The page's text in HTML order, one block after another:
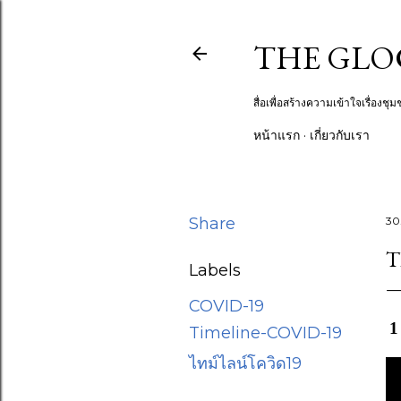
THE
สื่อเพื่อสร้างความเข้าใจเรื่อง
หน้าแรก เกี่ยวกับเรา
Share
Labels
COVID-19
Timeline-COVID-19
ไทม์ไลน์โควิด19